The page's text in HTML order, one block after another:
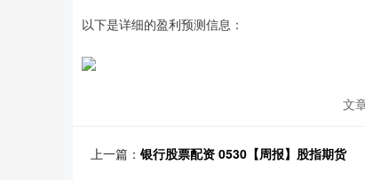
以下是详细的盈利预测信息：
文
上一篇： 银行股票配资 0530【周报】股指期货